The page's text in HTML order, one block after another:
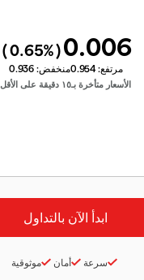
0.006
(
0.65%)
مرتفع:0.954منخفض:0.936
الأسعار متأخرة بـ١٥ دقيقة على الأقل
سرعة أمان موثوقية